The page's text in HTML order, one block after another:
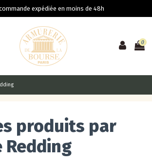
expédiée en moins de 48h
0
produits par
Redding